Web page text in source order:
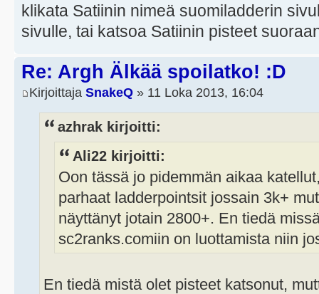
klikata Satiinin nimeä suomiladderin
sivulle, tai katsoa Satiinin pisteet
Re: Argh Älkää spoilatko! :D
Kirjoittaja SnakeQ » 11 Loka 2013, 16:04
azhrak kirjoitti:
Ali22 kirjoitti:
Oon tässä jo pidemmän aikaa
parhaat ladderpointsit jossain 3k+
näyttänyt jotain 2800+. En tiedä
sc2ranks.comiin on luottamista niin
En tiedä mistä olet pisteet katsonut,